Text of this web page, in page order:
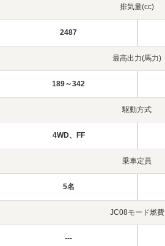
排気量(cc)
2487
最高出力(馬力)
189～342
駆動方式
4WD、FF
乗車定員
5名
JC08モード燃費
---